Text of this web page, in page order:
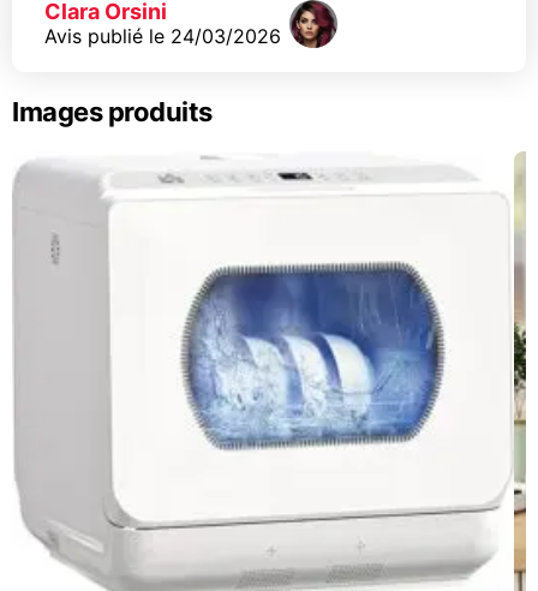
Clara Orsini
Avis publié le 24/03/2026
Images produits